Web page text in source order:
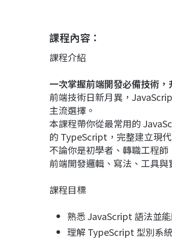
課程內容：
課程介紹
一次掌握前端開發必備技術，
前端技術日新月異，
主流選擇。
本課程帶你從最常用的
的 TypeScript，完整建立現
不論你是初學者、轉職工程
前端開發邏輯、寫法、工具
課程目標
熟悉 JavaScript 語法並
理解 TypeScript 型別系